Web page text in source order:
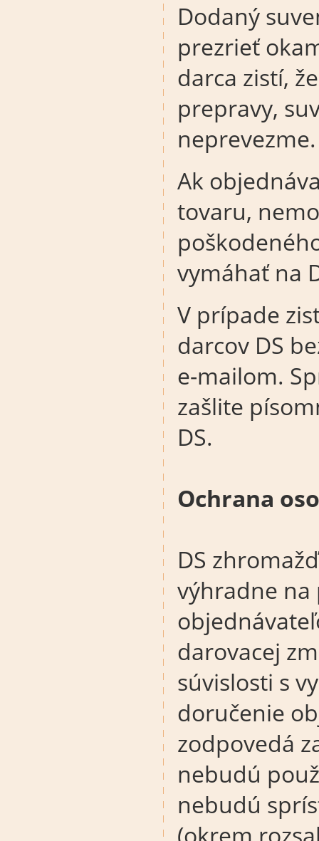
Dodaný
prezrieť
darca zistí,
prepravy,
neprevezme.
Ak
tovaru,
vymáhať na
V prípade
darcov DS
e-mailom.
zašlite
DS.
Ochrana
DS
výhradne na
darovacej
súvislosti s
doručenie
zodpovedá
nebudú
nebudú